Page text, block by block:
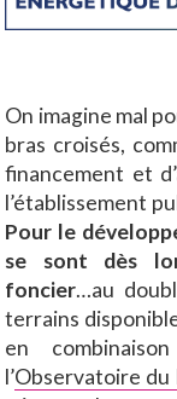
On imagine mal
bras croisés,
financement et
l’établissement
Pour le
se sont dès
foncier…au
terrains
en
l’Observatoire du